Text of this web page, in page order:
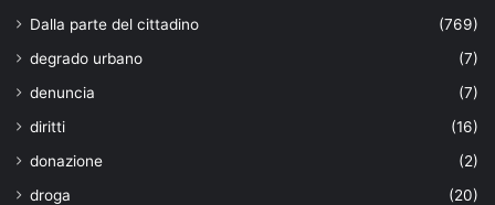
Dalla parte del cittadino
(769)
degrado urbano
(7)
denuncia
(7)
diritti
(16)
donazione
(2)
droga
(20)